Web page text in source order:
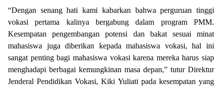
“Dengan senang hati kami kabarkan bahwa perguruan tinggi
vokasi pertama kalinya bergabung dalam program PMM.
Kesempatan pengembangan potensi dan bakat sesuai minat
mahasiswa juga diberikan kepada mahasiswa vokasi, hal ini
sangat penting bagi mahasiswa vokasi karena mereka harus siap
menghadapi berbagai kemungkinan masa depan,” tutur Direktur
Jenderal Pendidikan Vokasi, Kiki Yuliati pada kesempatan yang